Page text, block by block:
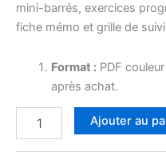
mini-barrés, exercices
fiche mémo et grille de
Format :PDF
après achat.
Ajouter au